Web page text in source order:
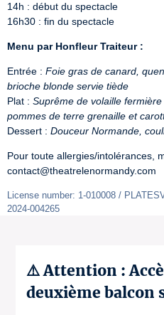
14h : début du spectacle
16h30 : fin du spectacle
Menu par Honfleur Traiteur :
Entrée : Foie gras de canard,
brioche blonde servie tiède
Plat : Suprême de volaille
pommes de terre grenaille et
Dessert : Douceur Normande,
Pour toute allergies/intolérances,
contact@theatrelenormandy.com
License number: 1-010008 /
2024-004265
⚠️ Attention :
deuxième balcon